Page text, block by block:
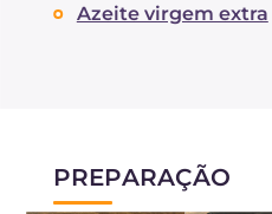
Azeite virgem extra
PREPARAÇÃO